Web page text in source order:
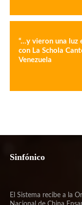
“…y vieron una luz
con La Schola
Venezuela
Sinfónico
El Sistema recibe a la